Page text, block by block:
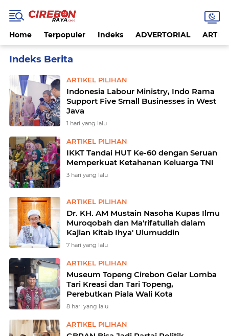
Home Terpopuler Indeks ADVERTORIAL
ARTIKEL PILIHAN
Indonesia Labour Ministry, Indo Rama
Support Five Small Businesses in West
Java
1 hari yang lalu
ARTIKEL PILIHAN
IKKT Tandai HUT Ke-60 dengan Seruan
Memperkuat Ketahanan Keluarga TNI
3 hari yang lalu
ARTIKEL PILIHAN
Dr. KH. AM Mustain Nasoha Kupas Ilmu
Muroqobah dan Ma'rifatullah dalam
Kajian Kitab Ihya' Ulumuddin
7 hari yang lalu
ARTIKEL PILIHAN
Museum Topeng Cirebon Gelar Lomba
Tari Kreasi dan Tari Topeng,
Perebutkan Piala Wali Kota
8 hari yang lalu
ARTIKEL PILIHAN